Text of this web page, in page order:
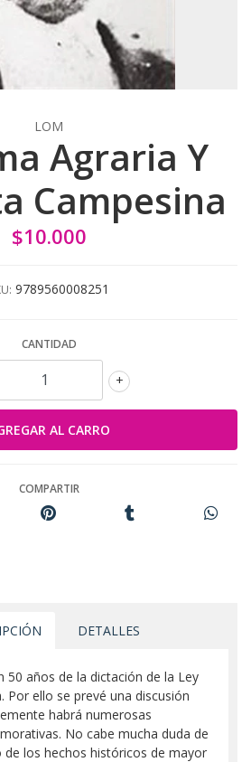
LOM
Agraria Y
Campesina
$10.000
9789560008251
CANTIDAD
+
COMPARTIR
DETALLES
50 años de la dictación de la Ley
Por ello se prevé una discusión
habrá numerosas
No cabe mucha duda de
de los hechos históricos de mayor